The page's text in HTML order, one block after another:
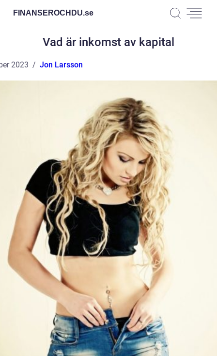
FINANSEROCHDU.se
Vad är inkomst av kapital
2023 Jon Larsson